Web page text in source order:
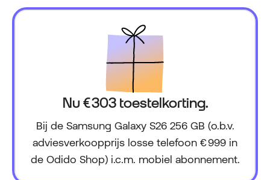
Nu € 303 toestelkorting.
Bij de Samsung Galaxy S26 256 GB (o.b.v.
adviesverkoopprijs losse telefoon € 999 in
de Odido Shop) i.c.m. mobiel abonnement.